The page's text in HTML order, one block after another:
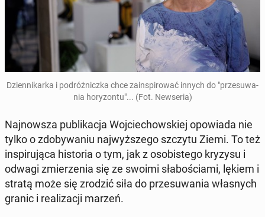
Dzien­ni­kar­ka i po­dróż­nicz­ka chce za­in­spi­ro­wać innych do "prze­su­wa­
nia ho­ry­zon­tu"... (Fot. New­se­ria)
Naj­now­sza pu­bli­ka­cja Woj­cie­chow­skiej opo­wia­da nie
tylko o zdo­by­wa­niu naj­wyż­sze­go szczytu Ziemi. To też
in­spi­ru­ją­ca hi­sto­ria o tym, jak z oso­bi­ste­go kryzysu i
odwagi zmie­rze­nia się ze swoimi sła­bo­ścia­mi, lękiem i
stratą może się zrodzić siła do prze­su­wa­nia wła­snych
granic i re­ali­za­cji marzeń.